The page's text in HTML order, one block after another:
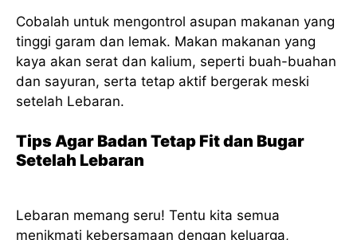
Cobalah untuk mengontrol asupan makanan yang
tinggi garam dan lemak. Makan makanan yang
kaya akan serat dan kalium, seperti buah-buahan
dan sayuran, serta tetap aktif bergerak meski
setelah Lebaran.
Tips Agar Badan Tetap Fit dan Bugar
Setelah Lebaran
Lebaran memang seru! Tentu kita semua
menikmati kebersamaan dengan keluarga,